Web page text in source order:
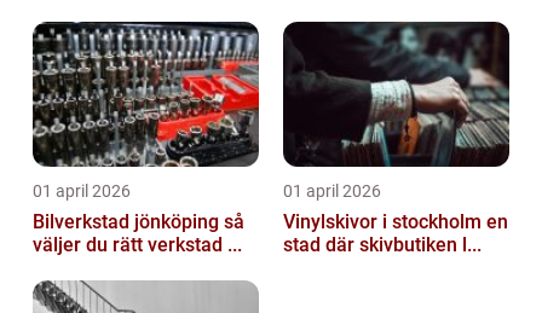
01 april 2026
Bilverkstad jönköping så
väljer du rätt verkstad ...
01 april 2026
Vinylskivor i stockholm en
stad där skivbutiken l...